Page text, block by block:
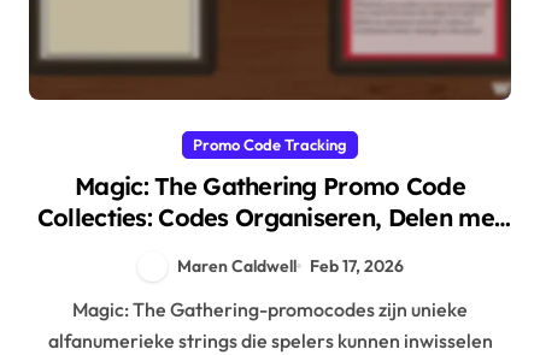
Promo Code Tracking
Magic: The Gathering Promo Code
Collecties: Codes Organiseren, Delen met
Maren Caldwell Feb 17, 2026
Magic: The Gathering-promocodes zijn unieke
alfanumerieke strings die spelers kunnen inwisselen